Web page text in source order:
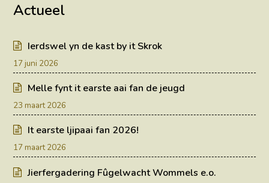
Actueel
Ierdswel yn de kast by it Skrok
17 juni 2026
Melle fynt it earste aai fan de jeugd
23 maart 2026
It earste ljipaai fan 2026!
17 maart 2026
Jierfergadering Fûgelwacht Wommels e.o.